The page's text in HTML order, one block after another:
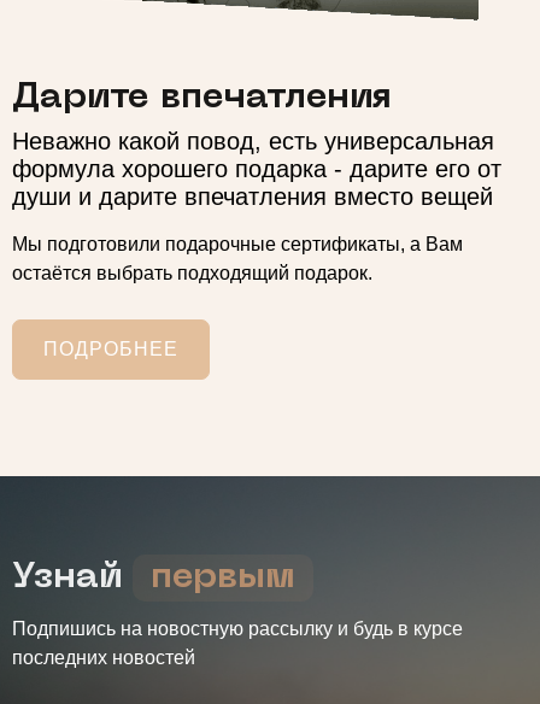
Дарите впечатления
Неважно какой повод, есть универсальная
формула хорошего подарка - дарите его от
души и дарите впечатления вместо вещей
Мы подготовили подарочные сертификаты, а Вам
остаётся выбрать подходящий подарок.
ПОДРОБНЕЕ
Узнай первым
Подпишись на новостную рассылку и будь в курсе
последних новостей